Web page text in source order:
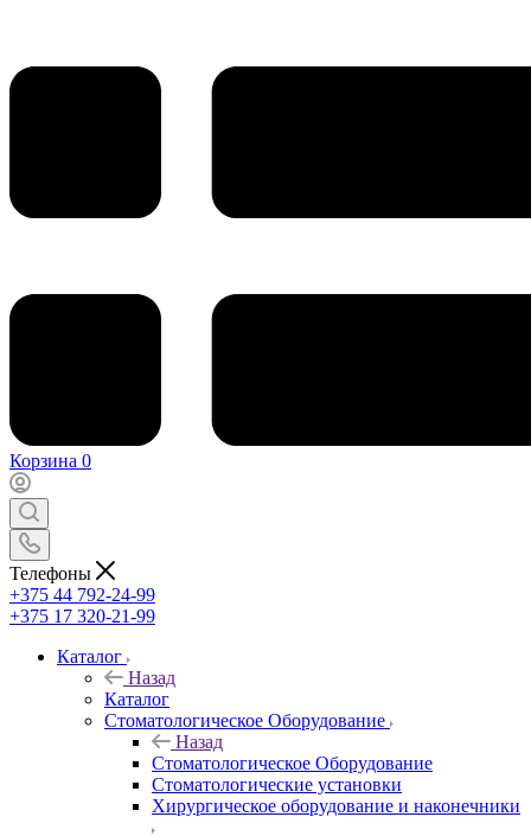
Корзина 0
Телефоны
+375 44 792-24-99
+375 17 320-21-99
Каталог
Назад
Каталог
Стоматологическое Оборудование
Назад
Стоматологическое Оборудование
Стоматологические установки
Хирургическое оборудование и наконечники